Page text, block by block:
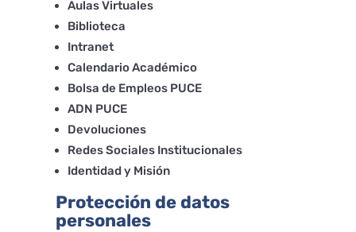
Aulas Virtuales
Biblioteca
Intranet
Calendario Académico
Bolsa de Empleos PUCE
ADN PUCE
Devoluciones
Redes Sociales Institucionales
Identidad y Misión
Protección de datos
personales